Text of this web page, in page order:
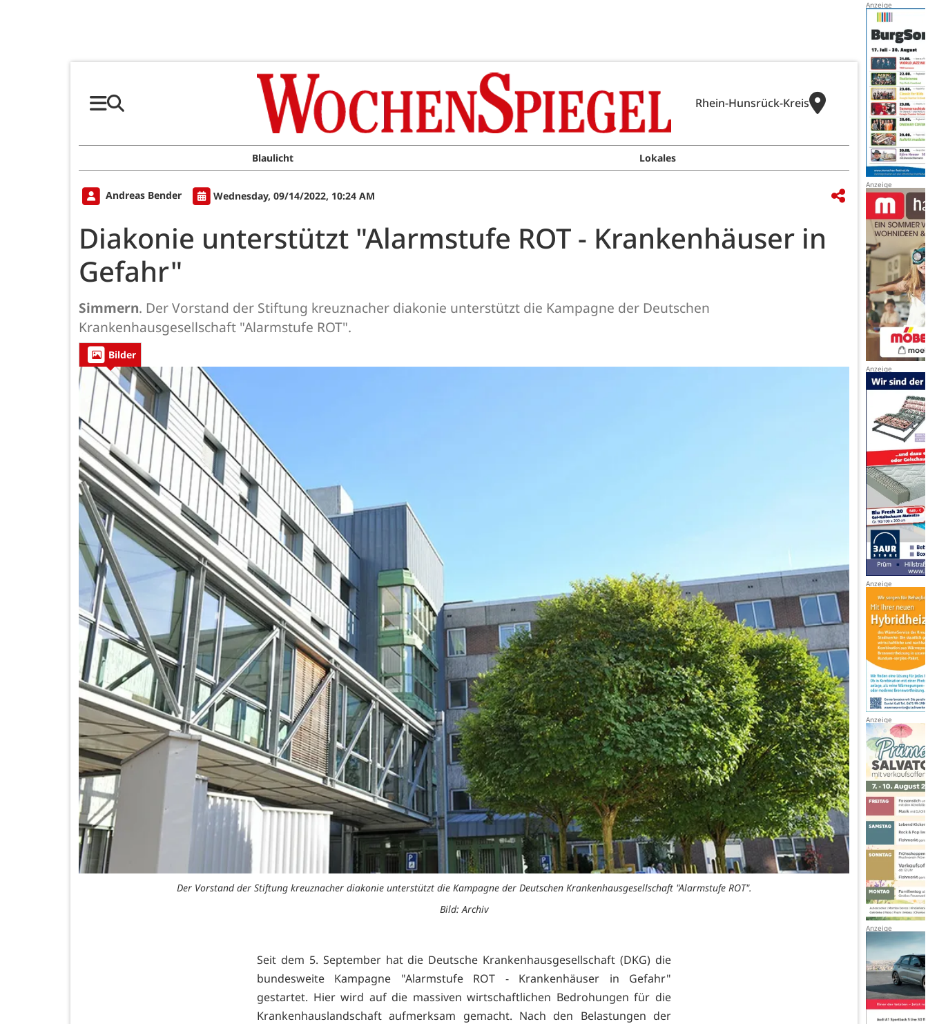
Rhein-Hunsrück-Kreis
Blaulicht Lokales
Andreas Bender Wednesday, 09/14/2022, 10:24 AM
Diakonie unterstützt "Alarmstufe ROT - Krankenhäuser in
Gefahr"
Simmern. Der Vorstand der Stiftung kreuznacher diakonie unterstützt die Kampagne der Deutschen
Krankenhausgesellschaft "Alarmstufe ROT".
Bilder
Der Vorstand der Stiftung kreuznacher diakonie unterstützt die Kampagne der Deutschen Krankenhausgesellschaft "Alarmstufe ROT".
Bild: Archiv
Seit dem 5. September hat die Deutsche Krankenhausgesellschaft (DKG) die
bundesweite Kampagne "Alarmstufe ROT - Krankenhäuser in Gefahr"
gestartet. Hier wird auf die massiven wirtschaftlichen Bedrohungen für die
Krankenhauslandschaft aufmerksam gemacht. Nach den Belastungen der